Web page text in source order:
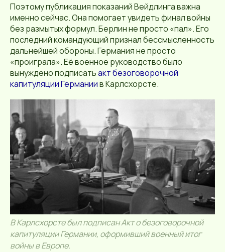
Поэтому публикация показаний Вейдлинга важна
именно сейчас. Она помогает увидеть финал войны
без размытых формул. Берлин не просто «пал». Его
последний командующий признал бессмысленность
дальнейшей обороны. Германия не просто
«проиграла». Её военное руководство было
вынуждено подписатьакт безоговорочной
капитуляции Германиив Карлсхорсте.
В Карлсхорсте был подписан Акт о безоговорочной
капитуляции Германии, оформивший военный итог
войны в Европе.